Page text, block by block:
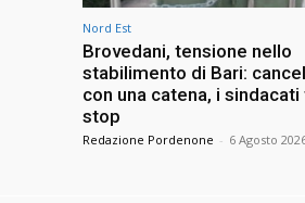
Nord Est
Brovedani, tensione nello
stabilimento di Bari:
con una catena, i
stop
Redazione Pordenone - 6 Agosto